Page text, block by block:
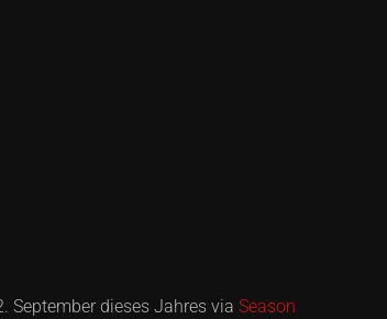
September dieses Jahres via Season